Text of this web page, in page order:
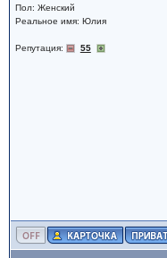
Пол: Женский
Реальное имя: Юлия
Репутация: 55